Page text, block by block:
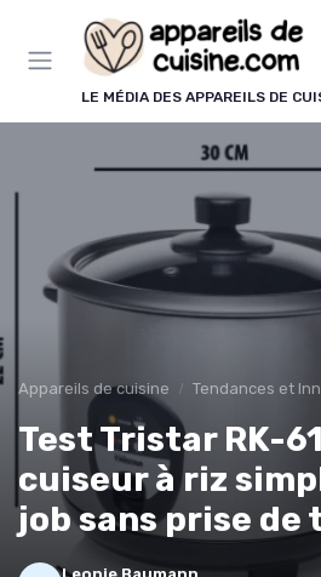
LE MÉDIA DES APPAREILS DE
Appareils de cuisine Tendances et
Test Tristar RK-
cuiseur à riz
job sans prise de
Panneau de gestion des cookies